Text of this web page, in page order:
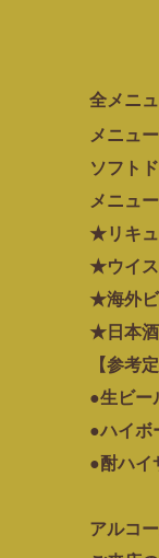
全メニ
メニュ
ソフト
メニュ
★リキ
★ウイ
★海外
★日本
【参考
●生ビー
●ハイボ
●酎ハ
アルコ